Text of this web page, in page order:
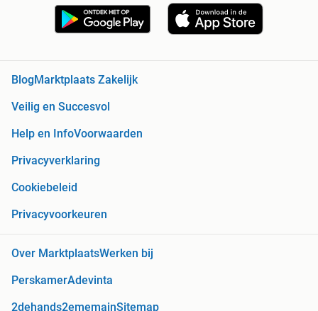
Blog Marktplaats Zakelijk
Veilig en Succesvol
Help en InfoVoorwaarden
Privacyverklaring
Cookiebeleid
Privacyvoorkeuren
Over MarktplaatsWerken bij
PerskamerAdevinta
2dehands2ememainSitemap